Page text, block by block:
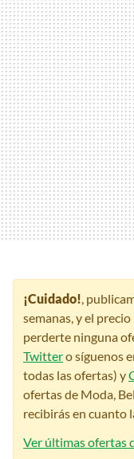
¡Cuidado!,
semanas, y el
perderte ninguna
Twittero síguenos
todas las ofertas) y
ofertas de Moda,
recibirás en cuanto
Ver últimas ofertas